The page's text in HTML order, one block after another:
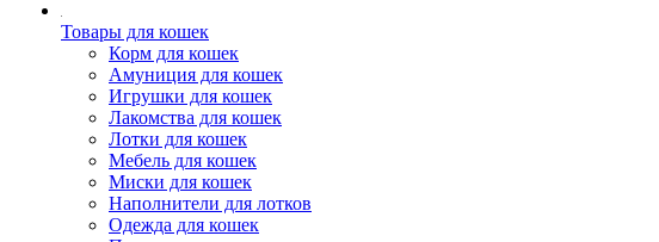
Товары для кошек
Корм для кошек
Амуниция для кошек
Игрушки для кошек
Лакомства для кошек
Лотки для кошек
Мебель для кошек
Миски для кошек
Наполнители для лотков
Одежда для кошек